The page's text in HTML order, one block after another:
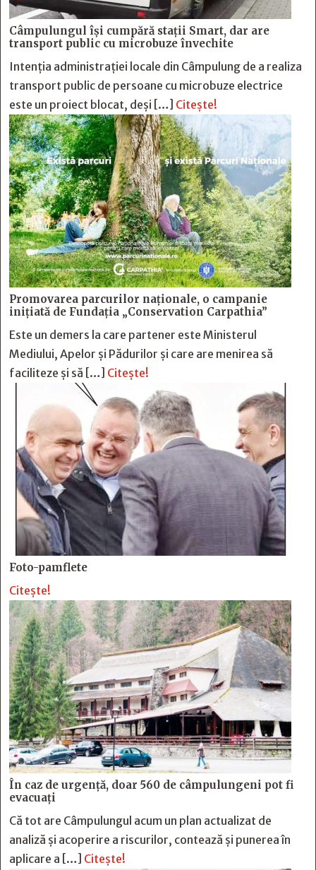
Câmpulungul îşi cumpără staţii Smart, dar are
transport public cu microbuze învechite
Intenția administrației locale din Câmpulung de a realiza
transport public de persoane cu microbuze electrice
este un proiect blocat, deși […] Citește!
Promovarea parcurilor naționale, o campanie
inițiată de Fundația „Conservation Carpathia”
Este un demers la care partener este Ministerul
Mediului, Apelor și Pădurilor și care are menirea să
faciliteze și să […] Citește!
Foto-pamflete
Citește!
În caz de urgență, doar 560 de câmpulungeni pot fi
evacuați
Că tot are Câmpulungul acum un plan actualizat de
analiză și acoperire a riscurilor, contează și punerea în
aplicare a […] Citește!